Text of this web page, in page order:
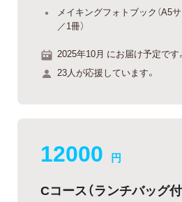
メイキングフォトブック（A5
／1冊）
2025年10月 にお届け予定です。
23人が応援しています。
12000 円
Cコース（ランチバッグ付